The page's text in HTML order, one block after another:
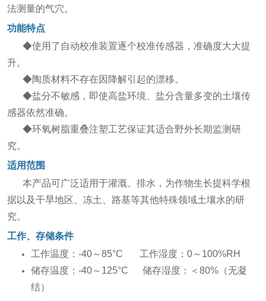
法测量的气穴。
功能特点
◆使用了自动校准装置逐个校准传感器，准确度大大提
升。
◆陶质材料不存在因降解引起的漂移。
◆盐分不敏感，即使高盐环境、盐分含量多变的土壤传
感器依然准确。
◆环氧树脂重叠注塑工艺保证其适合野外长期监测研
究。
适用范围
本产品可广泛适用于灌溉、排水，为作物生长提科学根
据以及干旱地区、冻土、路基等其他特殊领域土壤水的研
究。
工作、存储条件
工作温度：-40～85°C 工作湿度：0～100%RH
储存温度：-40～125°C 储存湿度：＜80%（无凝
结）